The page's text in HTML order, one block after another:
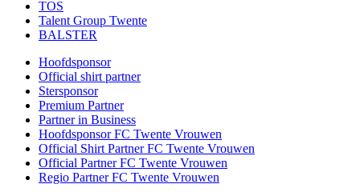
TOS
Talent Group Twente
BALSTER
Hoofdsponsor
Official shirt partner
Stersponsor
Premium Partner
Partner in Business
Hoofdsponsor FC Twente Vrouwen
Official Shirt Partner FC Twente Vrouwen
Official Partner FC Twente Vrouwen
Regio Partner FC Twente Vrouwen